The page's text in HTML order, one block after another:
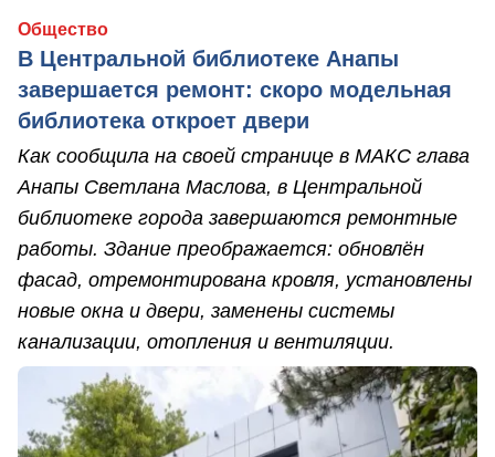
Общество
В Центральной библиотеке Анапы
завершается ремонт: скоро модельная
библиотека откроет двери
Как сообщила на своей странице в МАКС глава
Анапы Светлана Маслова, в Центральной
библиотеке города завершаются ремонтные
работы. Здание преображается: обновлён
фасад, отремонтирована кровля, установлены
новые окна и двери, заменены системы
канализации, отопления и вентиляции.